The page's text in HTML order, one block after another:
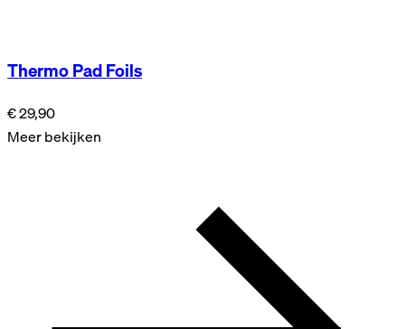
Thermo Pad Foils
€ 29,90
Meer bekijken